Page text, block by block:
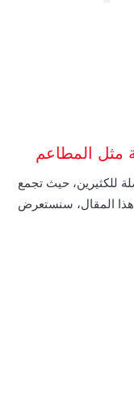
مثل المطاعم
للكثيرين، حيث تجمع
هذا المقال، سنستعرض